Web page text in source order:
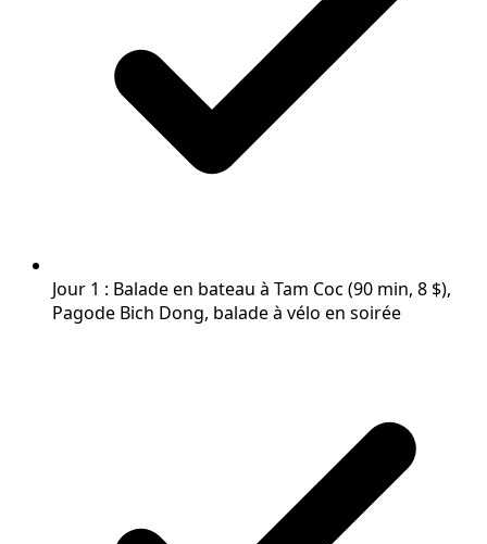
Jour 1 : Balade en bateau à Tam Coc (90 min, 8 $),
Pagode Bich Dong, balade à vélo en soirée